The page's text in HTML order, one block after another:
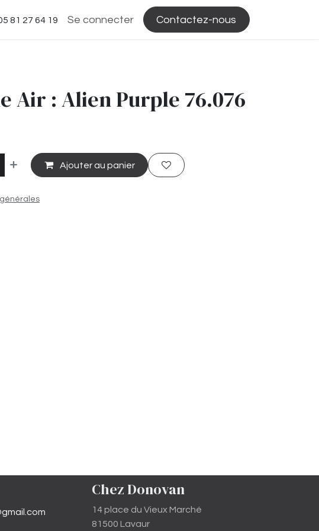
81 27 64 19 Se connecter Contactez-nous
Air : Alien Purple 76.076
Ajouter au panier
Chez Donovan
14 place du Vieux Marché
81500 Lavaur